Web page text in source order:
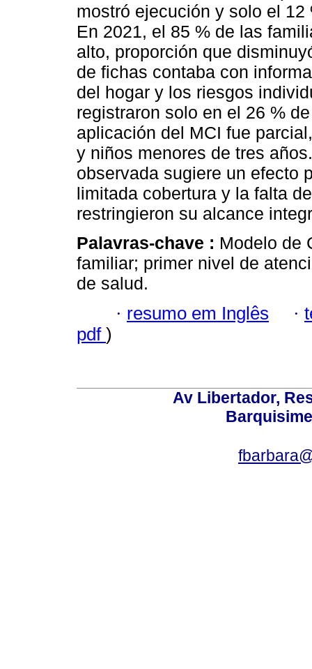
mostró ejecución y solo el
En 2021, el 85 % de las
alto, proporción que
de fichas contaba con
del hogar y los riesgos
registraron solo en el 26 %
aplicación del MCI fue
y niños menores de tres
observada sugiere un efecto
limitada cobertura y la falta
restringieron su alcance
Palavras-chave : Modelo de
familiar; primer nivel de
de salud.
· resumo em Inglês ·
pdf )
Av Libertador,